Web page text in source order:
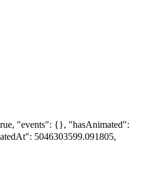
"events": {}, "hasAnimated":
5046303599.091805,